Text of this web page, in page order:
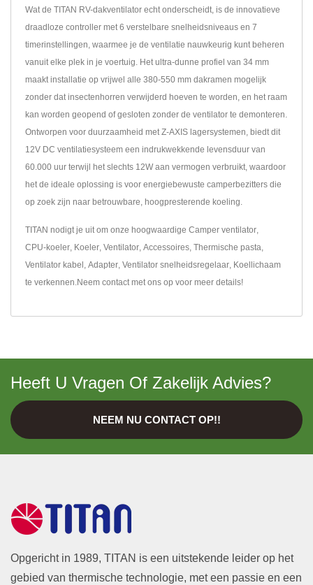
Wat de TITAN RV-dakventilator echt onderscheidt, is de innovatieve
draadloze controller met 6 verstelbare snelheidsniveaus en 7
timerinstellingen, waarmee je de ventilatie nauwkeurig kunt beheren
vanuit elke plek in je voertuig. Het ultra-dunne profiel van 34 mm
maakt installatie op vrijwel alle 380-550 mm dakramen mogelijk
zonder dat insectenhorren verwijderd hoeven te worden, en het raam
kan worden geopend of gesloten zonder de ventilator te demonteren.
Ontworpen voor duurzaamheid met Z-AXIS lagersystemen, biedt dit
12V DC ventilatiesysteem een indrukwekkende levensduur van
60.000 uur terwijl het slechts 12W aan vermogen verbruikt, waardoor
het de ideale oplossing is voor energiebewuste camperbezitters die
op zoek zijn naar betrouwbare, hoogpresterende koeling.
TITAN nodigt je uit om onze hoogwaardige Camper ventilator,
CPU-koeler, Koeler, Ventilator, Accessoires, Thermische pasta,
Ventilator kabel , Adapter, Ventilator snelheidsregelaar, Koellichaam
te verkennen.Neem contact met ons op voor meer details!
Heeft U Vragen Of Zakelijk Advies?
NEEM NU CONTACT OP!!
Opgericht in 1989, TITAN is een uitstekende leider op het
gebied van thermische technologie, met een passie en een